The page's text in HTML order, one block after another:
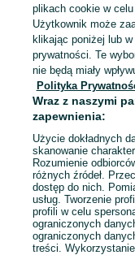
Mapa kategorii
Mapa miejscowości
Mapa ministron
Popularne wyszukiwania
plikach cookie w
Użytkownik może
klikając poniżej lub
prywatności. Te
nie będą miały
Polityka
Wraz z naszymi
zapewnienia:
Użycie dokładnych
skanowanie
Rozumienie
różnych źródeł.
dostęp do nich.
usług. Tworzenie
profili w celu
ograniczonych
ograniczonych
treści.